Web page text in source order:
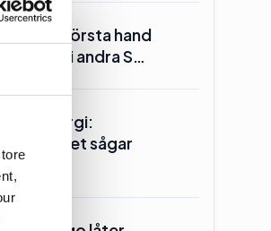
I första hand
i andra S…
energi:
sågar